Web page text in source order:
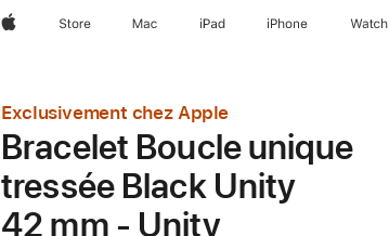
AppleStore Mac iPad iPhone Watch
Exclusivement chez Apple
Bracelet Boucle unique
tressée Black Unity
42 mm - Unity